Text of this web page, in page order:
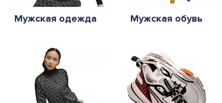
Мужская одежда Мужская обувь